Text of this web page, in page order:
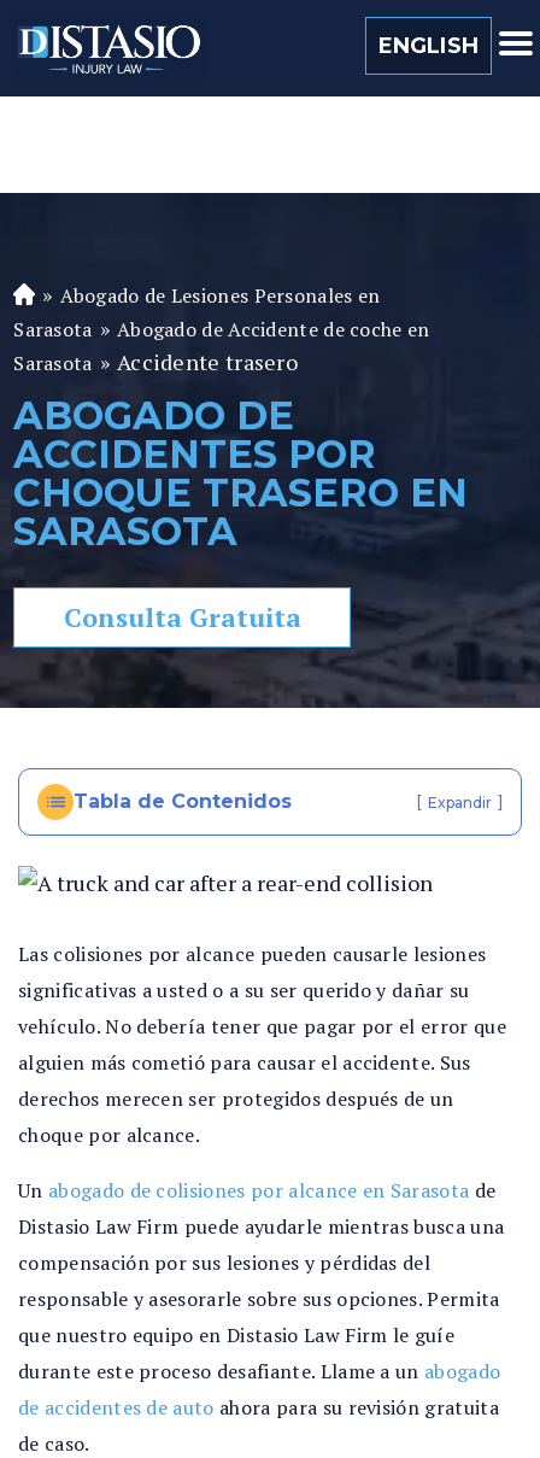
ENGLISH
(813) 259 0022
A
b
o
d
o
de
P
er
n
or
id
» Abogado de Lesiones Personales en
Sarasota » Abogado de Accidente de coche en
Sarasota » Accidente trasero
ABOGADO DE
ACCIDENTES POR
CHOQUE TRASERO EN
SARASOTA
Consulta Gratuita
Tabla de Contenidos [ Expandir ]
Las colisiones por alcance pueden causarle lesiones
significativas a usted o a su ser querido y dañar su
vehículo. No debería tener que pagar por el error que
alguien más cometió para causar el accidente. Sus
derechos merecen ser protegidos después de un
choque por alcance.
Un abogado de colisiones por alcance en Sarasota de
Distasio Law Firm puede ayudarle mientras busca una
compensación por sus lesiones y pérdidas del
responsable y asesorarle sobre sus opciones. Permita
que nuestro equipo en Distasio Law Firm le guíe
durante este proceso desafiante. Llame a un abogado
de accidentes de auto ahora para su revisión gratuita
de caso.